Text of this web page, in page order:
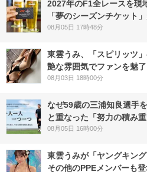
2027年のF1全レースを現
「夢のシーズンチケット
08月05日 17時48分
東雲うみ、「スピリッツ
艶な雰囲気でファンを魅了
08月03日 18時00分
なぜ59歳の三浦知良選手
と重なった「努力の積み重
08月05日 16時00分
東雲うみが「ヤングキン
その他のPPEメンバーも登